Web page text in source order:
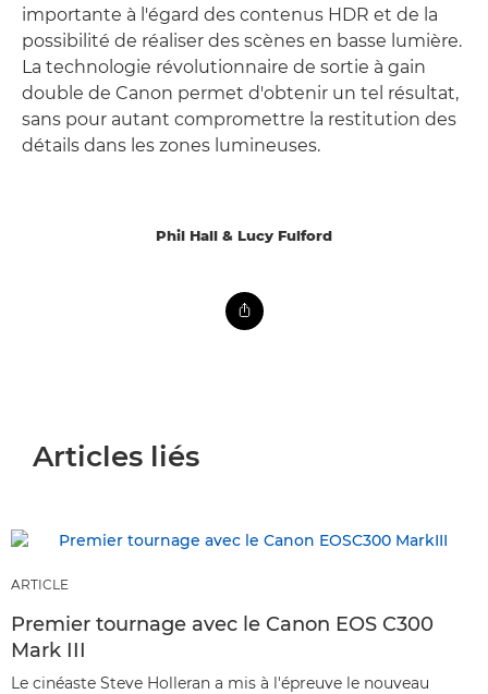
importante à l'égard des contenus HDR et de la
possibilité de réaliser des scènes en basse lumière.
La technologie révolutionnaire de sortie à gain
double de Canon permet d'obtenir un tel résultat,
sans pour autant compromettre la restitution des
détails dans les zones lumineuses.
Phil Hall & Lucy Fulford
Articles liés
ARTICLE
Premier tournage avec le Canon EOS C300
Mark III
Le cinéaste Steve Holleran a mis à l'épreuve le nouveau